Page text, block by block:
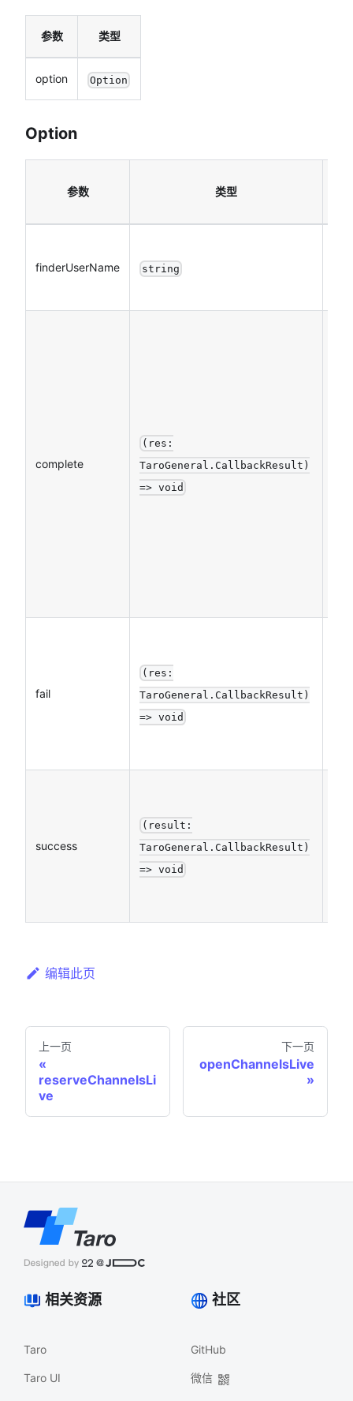
参数 类型
option Option
Option
参数 类型
finderUserName string
complete
(res:
TaroGeneral.CallbackResult)
=> void
fail
(res:
TaroGeneral.CallbackResult)
=> void
success
(result:
TaroGeneral.CallbackResult)
=> void
编辑此页
上一页
reserveChannelsLi
ve
下一页
openChannelsLive
相关资源
Taro
Taro UI
社区
GitHub
微信